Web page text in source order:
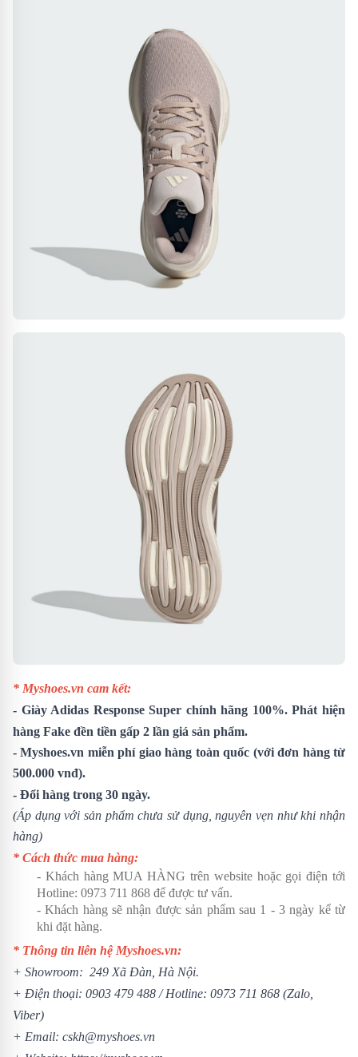
* Myshoes.vn cam kết:
- Giày Adidas Response Super chính hãng 100%. Phát hiện
hàng Fake đền tiền gấp 2 lần giá sản phẩm.
- Myshoes.vn miễn phí giao hàng toàn quốc (với đơn hàng từ
500.000 vnđ).
- Đổi hàng trong 30 ngày.
(Áp dụng với sản phẩm chưa sử dụng, nguyên vẹn như khi nhận
hàng)
* Cách thức mua hàng:
- Khách hàng MUA HÀNG trên website hoặc gọi điện tới
Hotline: 0973 711 868 để được tư vấn.
- Khách hàng sẽ nhận được sản phẩm sau 1 - 3 ngày kể từ
khi đặt hàng.
* Thông tin liên hệ Myshoes.vn:
+ Showroom: 249 Xã Đàn, Hà Nội.
+ Điện thoại: 0903 479 488 / Hotline: 0973 711 868 (Zalo,
Viber)
+ Email: cskh@myshoes.vn